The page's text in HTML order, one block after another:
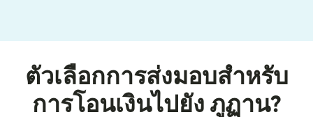
ตัวเลือกการส่งมอบสำหรับ
การโอนเงินไปยัง ภูฏาน?